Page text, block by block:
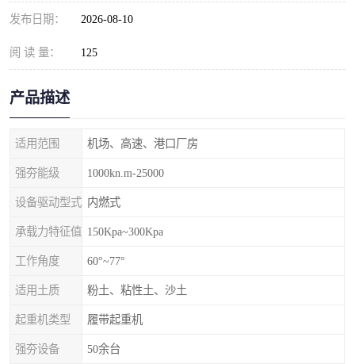
发布日期： 2026-08-10
阅 读 量： 125
产品描述
适用范围 机场、高速、港口厂房
强夯能级 1000kn.m-25000
设备驱动型式 内燃式
承载力特征值 150Kpa~300Kpa
工作角度 60°~77°
适用土质 粉土、粘性土、沙土
起重机类型 履带起重机
强夯设备 50余台